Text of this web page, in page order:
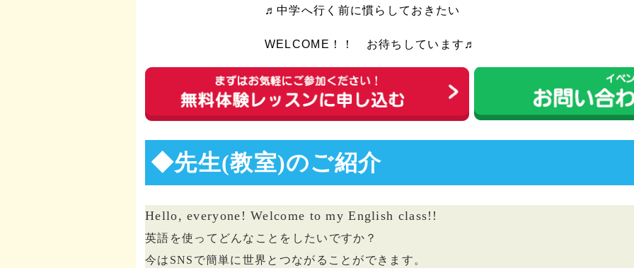
♬中学へ行く前に慣らしておきたい
WELCOME！！ お待ちしています♬
◆先生(教室)のご紹介
Hello, everyone! Welcome to my English class!!
英語を使ってどんなことをしたいですか？
今はSNSで簡単に世界とつながることができます。